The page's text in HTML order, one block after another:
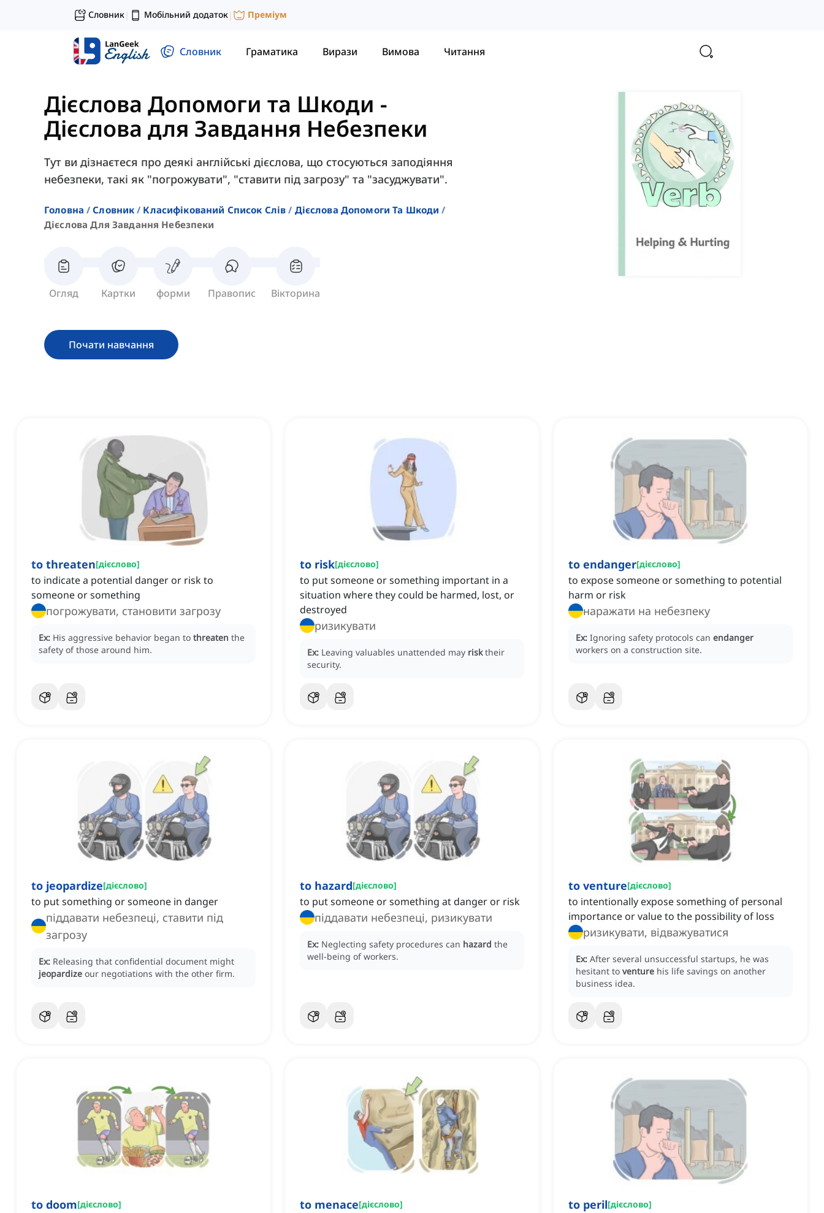
Словник| Мобільний додаток| Преміум
Словник Граматика Вирази Вимова Читання
Дієслова Допомоги та Шкоди -
Дієслова для Завдання Небезпеки
Тут ви дізнаєтеся про деякі англійські дієслова, що стосуються заподіяння
небезпеки, такі як "погрожувати", "ставити під загрозу" та "засуджувати".
Головна Словник Класифікований Список Слів
Дієслова Допомоги Та Шкоди
Дієслова Для Завдання Небезпеки
Огляд Картки форми Правопис Вікторина
Почати навчання
to threaten[дієслово]
to indicate a potential danger or risk to
someone or something
погрожувати, становити загрозу
Ex: His aggressive behavior began to threaten the
safety of those around him.
to risk[дієслово]
to put someone or something important in a
situation where they could be harmed, lost, or
destroyed
ризикувати
Ex: Leaving valuables unattended may risk their
security.
to endanger[дієслово]
to expose someone or something to potential
harm or risk
наражати на небезпеку
Ex: Ignoring safety protocols can endanger
workers on a construction site.
to jeopardize[дієслово]
to put something or someone in danger
піддавати небезпеці, ставити під
загрозу
Ex: Releasing that confidential document might
jeopardize our negotiations with the other firm.
to hazard[дієслово]
to put someone or something at danger or risk
піддавати небезпеці, ризикувати
Ex: Neglecting safety procedures can hazard the
well-being of workers.
to venture[дієслово]
to intentionally expose something of personal
importance or value to the possibility of loss
ризикувати, відважуватися
Ex: After several unsuccessful startups, he was
hesitant to venture his life savings on another
business idea.
to doom[дієслово] to menace[дієслово] to peril[дієслово]